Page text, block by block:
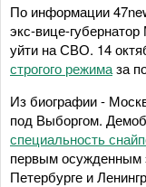
По информации
экс-вице-
уйти на СВО. 14
строгого режимаза
Из биографии -
под Выборгом.
специальность
первым осужденным
Петербурге и